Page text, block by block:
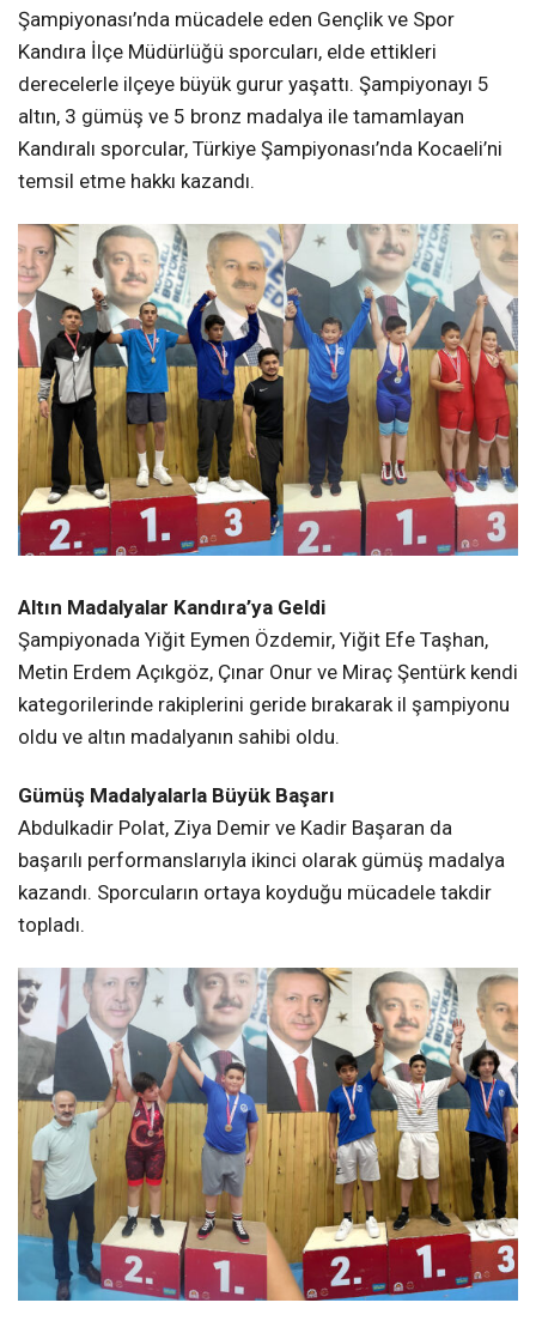
Şampiyonası’nda mücadele eden Gençlik ve Spor
Kandıra İlçe Müdürlüğü sporcuları, elde ettikleri
derecelerle ilçeye büyük gurur yaşattı. Şampiyonayı 5
altın, 3 gümüş ve 5 bronz madalya ile tamamlayan
Kandıralı sporcular, Türkiye Şampiyonası’nda Kocaeli’ni
temsil etme hakkı kazandı.
Altın Madalyalar Kandıra’ya Geldi
Şampiyonada Yiğit Eymen Özdemir, Yiğit Efe Taşhan,
Metin Erdem Açıkgöz, Çınar Onur ve Miraç Şentürk kendi
kategorilerinde rakiplerini geride bırakarak il şampiyonu
oldu ve altın madalyanın sahibi oldu.
Gümüş Madalyalarla Büyük Başarı
Abdulkadir Polat, Ziya Demir ve Kadir Başaran da
başarılı performanslarıyla ikinci olarak gümüş madalya
kazandı. Sporcuların ortaya koyduğu mücadele takdir
topladı.